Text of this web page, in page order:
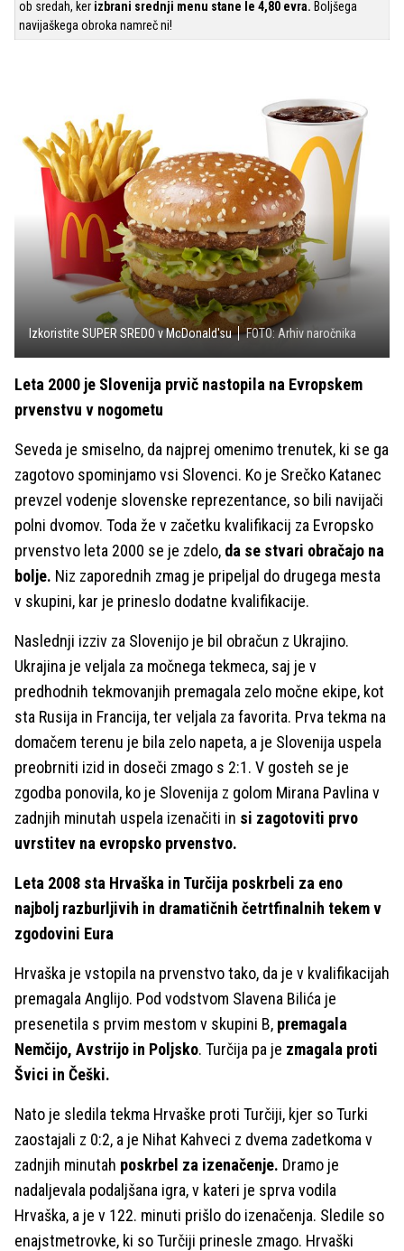
ob sredah, ker izbrani srednji menu stane le 4,80 evra. Boljšega
navijaškega obroka namreč ni!
Izkoristite SUPER SREDO v McDonald'su FOTO: Arhiv naročnika
Leta 2000 je Slovenija prvič nastopila na Evropskem
prvenstvu v nogometu
Seveda je smiselno, da najprej omenimo trenutek, ki se ga
zagotovo spominjamo vsi Slovenci. Ko je Srečko Katanec
prevzel vodenje slovenske reprezentance, so bili navijači
polni dvomov. Toda že v začetku kvalifikacij za Evropsko
prvenstvo leta 2000 se je zdelo, da se stvari obračajo na
bolje. Niz zaporednih zmag je pripeljal do drugega mesta
v skupini, kar je prineslo dodatne kvalifikacije.
Naslednji izziv za Slovenijo je bil obračun z Ukrajino.
Ukrajina je veljala za močnega tekmeca, saj je v
predhodnih tekmovanjih premagala zelo močne ekipe, kot
sta Rusija in Francija, ter veljala za favorita. Prva tekma na
domačem terenu je bila zelo napeta, a je Slovenija uspela
preobrniti izid in doseči zmago s 2:1. V gosteh se je
zgodba ponovila, ko je Slovenija z golom Mirana Pavlina v
zadnjih minutah uspela izenačiti in si zagotoviti prvo
uvrstitev na evropsko prvenstvo.
Leta 2008 sta Hrvaška in Turčija poskrbeli za eno
najbolj razburljivih in dramatičnih četrtfinalnih tekem v
zgodovini Eura
Hrvaška je vstopila na prvenstvo tako, da je v kvalifikacijah
premagala Anglijo. Pod vodstvom Slavena Bilića je
presenetila s prvim mestom v skupini B, premagala
Nemčijo, Avstrijo in Poljsko. Turčija pa je zmagala proti
Švici in Češki.
Nato je sledila tekma Hrvaške proti Turčiji, kjer so Turki
zaostajali z 0:2, a je Nihat Kahveci z dvema zadetkoma v
zadnjih minutah poskrbel za izenačenje. Dramo je
nadaljevala podaljšana igra, v kateri je sprva vodila
Hrvaška, a je v 122. minuti prišlo do izenačenja. Sledile so
enajstmetrovke, ki so Turčiji prinesle zmago. Hrvaški